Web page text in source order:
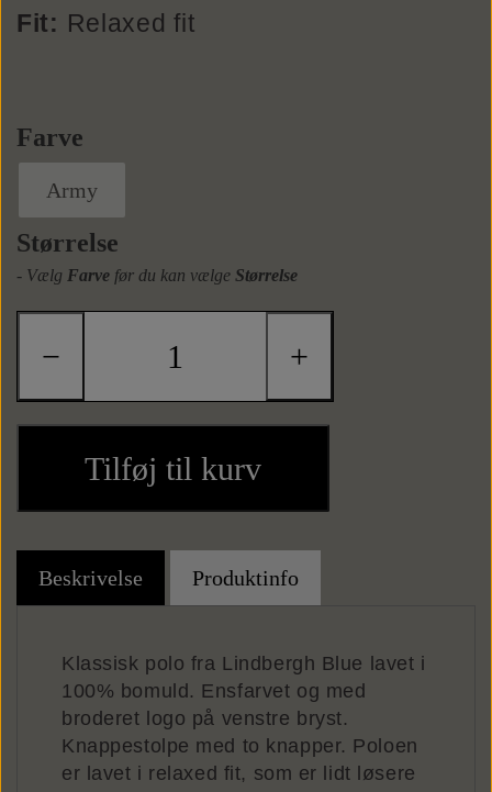
Kortholdere
Fit: Relaxed fit
Farve
Army
Størrelse
- Vælg Farve før du kan vælge Størrelse
− +
Tilføj til kurv
Beskrivelse Produktinfo
Klassisk polo fra Lindbergh Blue lavet i
100% bomuld. Ensfarvet og med
broderet logo på venstre bryst.
Knappestolpe med to knapper. Poloen
er lavet i relaxed fit, som er lidt løsere